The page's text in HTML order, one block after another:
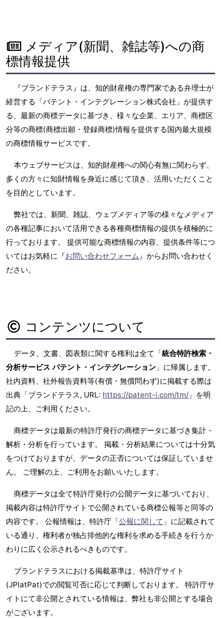
メディア(新聞、雑誌等)への商
標情報提供
『ブランドテラス』は、知的財産権の専門家である弁理士が
経営する「パテント・インテグレーション株式会社」が提供す
る、最新の商標データに基づき、様々な企業、エリア、商標区
分等の商標(商標出願・登録商標)情報を提供する国内最大規模
の商標情報サービスです。
本ウェブサービスは、知的財産権への関心有無に関わらず、
多くの方々に知財情報を身近に感じて頂き、活用いただくこと
を目的としています。
弊社では、新聞、雑誌、ウェブメディア等の様々なメディア
の各種記事において活用できる各種商標情報の提供を積極的に
行っております。 提供可能な商標情報の内容、提供条件等につ
いてはお気軽に『お問い合わせフォーム』からお問い合わせく
ださい。
コンテンツについて
データ、文書、図表類に関する権利は全て「統合特許検索・
分析サービス パテント・インテグレーション 」に帰属します。
社内資料、社外報告資料等(有償・無償問わず)に掲載する際は
出典「ブランドテラス, URL: https://patent-i.com/tm/ 」を明
記の上、ご利用ください。
商標データは最新の特許庁発行の商標データに基づき集計・
解析・分析を行っています。 掲載・分析結果については十分気
をつけておりますが、データの正否については保証していませ
ん。 ご理解の上、ご利用をお願いいたします。
商標データは全て特許庁発行の公開データに基づいており、
掲載内容は特許庁サイトで公開されている商標公報等と同等の
内容です。 公報情報は、特許庁「公報に関して 」に記載されて
いる通り、権利者が独占排他的な権利を求める手続きを行うか
わりに広く公示されるべきものです。
ブランドテラスにおける掲載基準は、特許庁サイト
(JPlatPat)での閲覧可否に応じて判断しております。 特許庁サ
イトにて非公開とされている情報は、弊社も非公開とする場合
がございます。